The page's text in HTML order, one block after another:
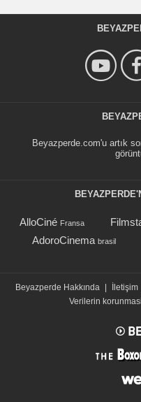
Beyazperde.com'u artık
AlloCiné Fransa
AdoroCinema brasil
Beyazperde Hakkında İletişim
Verilerin korunmasi